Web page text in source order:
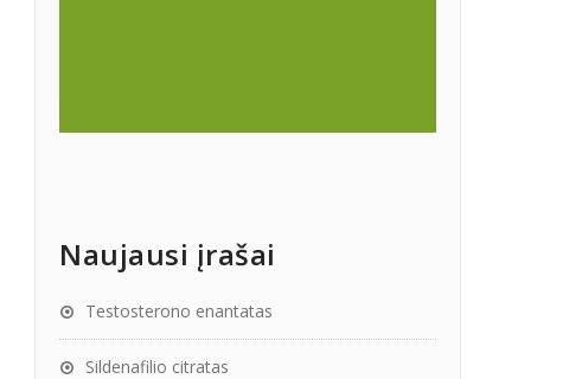
Naujausi įrašai
Testosterono enantatas
Sildenafilio citratas